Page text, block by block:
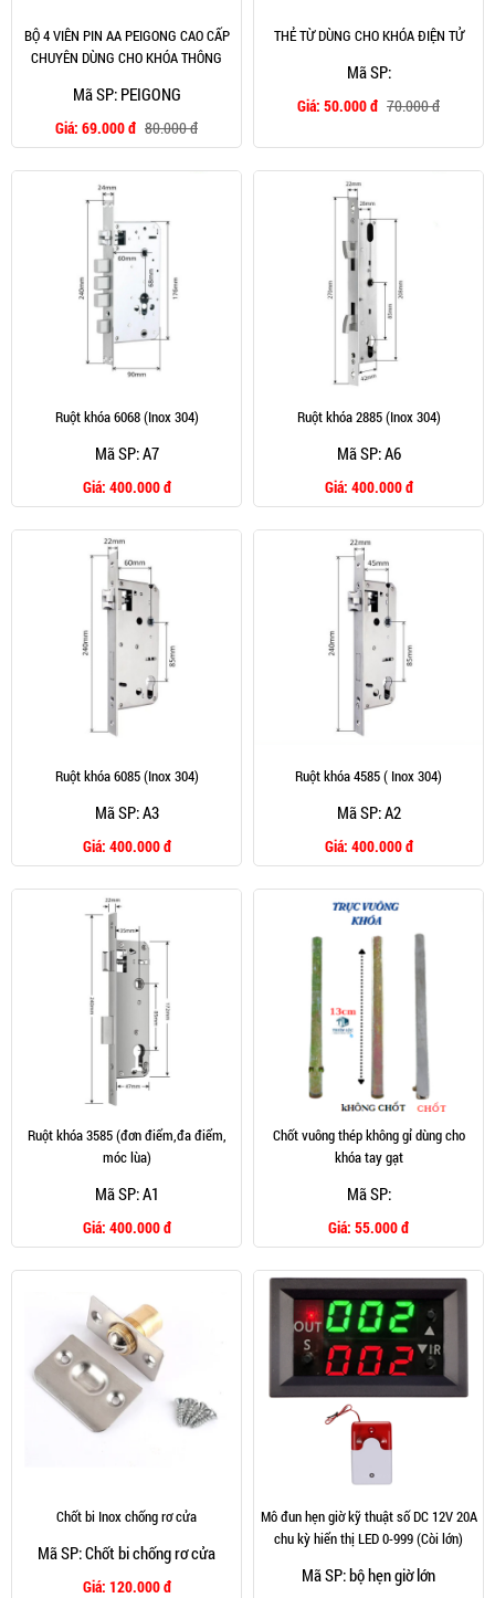
BỘ 4 VIÊN PIN AA PEIGONG CAO CẤP
CHUYÊN DÙNG CHO KHÓA THÔNG
Mã SP: PEIGONG
Giá: 69.000 đ 80.000 đ
THẺ TỪ DÙNG CHO KHÓA ĐIỆN TỬ
Mã SP:
Giá: 50.000 đ 70.000 đ
Ruột khóa 6068 (Inox 304)
Mã SP: A7
Giá: 400.000 đ
Ruột khóa 2885 (Inox 304)
Mã SP: A6
Giá: 400.000 đ
Ruột khóa 6085 (Inox 304)
Mã SP: A3
Giá: 400.000 đ
Ruột khóa 4585 ( Inox 304)
Mã SP: A2
Giá: 400.000 đ
Ruột khóa 3585 (đơn điểm,đa điểm,
móc lùa)
Mã SP: A1
Giá: 400.000 đ
Chốt vuông thép không gỉ dùng cho
khóa tay gạt
Mã SP:
Giá: 55.000 đ
Chốt bi Inox chống rơ cửa
Mã SP: Chốt bi chống rơ cửa
Giá: 120.000 đ
Mô đun hẹn giờ kỹ thuật số DC 12V 20A
chu kỳ hiển thị LED 0-999 (Còi lớn)
Mã SP: bộ hẹn giờ lớn